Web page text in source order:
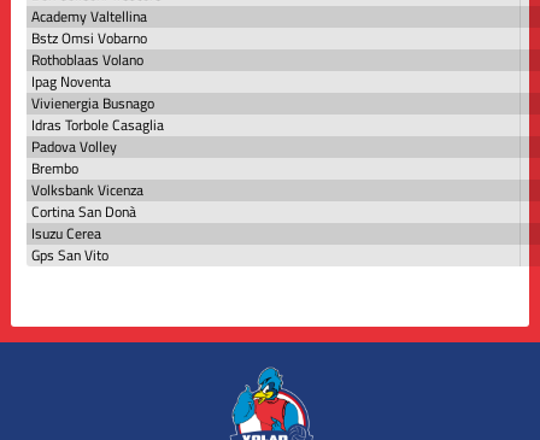
Academy Valtellina
Bstz Omsi Vobarno
Rothoblaas Volano
Ipag Noventa
Vivienergia Busnago
Idras Torbole Casaglia
Padova Volley
Brembo
Volksbank Vicenza
Cortina San Donà
Isuzu Cerea
Gps San Vito